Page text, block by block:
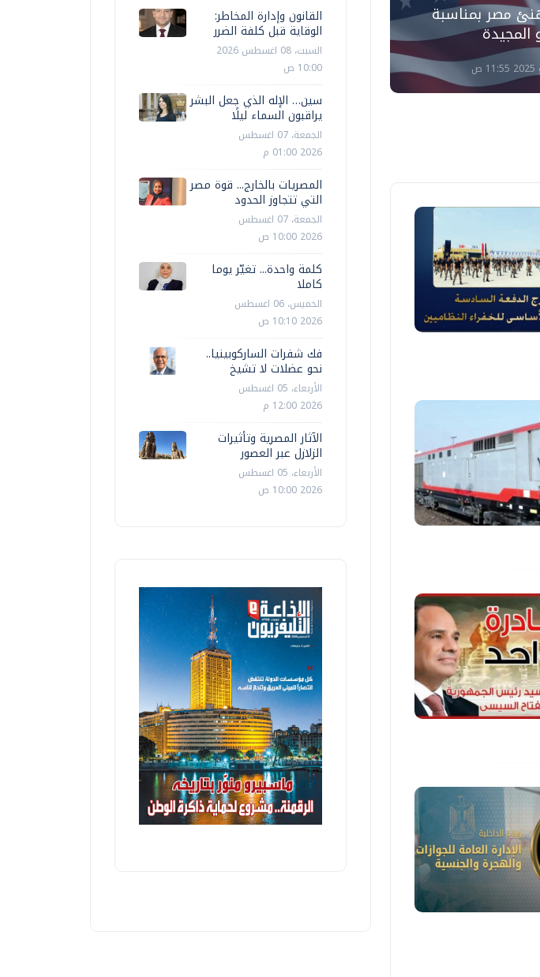
مصر بمناسبة القانون وإدارة المخاطر:
الوقاية قبل كلفة الضرر
السبت، 08 اغسطس 2026
10:00 ص
سين… الإله الذي جعل البشر
يراقبون السماء ليلًا
الجمعة، 07 اغسطس
2026 01:00 م
المصريات بالخارج... قوة مصر
التي تتجاوز الحدود
الجمعة، 07 اغسطس
2026 10:00 ص
كلمة واحدة... تغيّر يوما
كاملا
الخميس، 06 اغسطس
2026 10:10 ص
فك شفرات الساركوبينيا..
نحو عضلات لا تشيخ
الأربعاء، 05 اغسطس
2026 12:00 م
الآثار المصرية وتأثيرات
الزلازل عبر العصور
الأربعاء، 05 اغسطس
2026 10:00 ص